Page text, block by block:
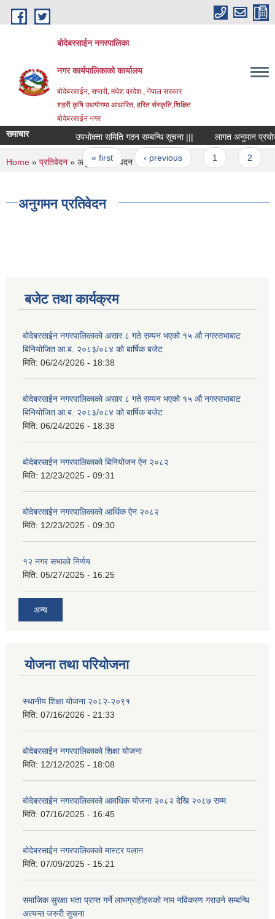
Skip to main content
बोदेबरसाईन नगरपालिका
नगर कार्यपालिकाको कार्यालय
बोदेबरसाईन, सप्तरी, मधेश प्रदेश , नेपाल सरकार
शहरी कृषि उधयोगमा आधारित, हरित संस्कृति,शिक्षित
बोदेबरसाईन नगर
समाचार उपभोक्ता समिति गठन सम्बन्धि सूचना ||| लागत अनुमान
Pages
« first ‹ previous
You are here
Home » प्रतिवेदन » अनुगमन प्रतिवेदन
अनुगमन प्रतिवेदन
बजेट तथा कार्यक्रम
बोदेबरसाईन नगरपालिकाको असार ८ गते सम्पन भएको १५ ‍‍‍औ नगरसभाबाट
बिनियोजित आ.ब. २०८३/०८४ को बार्षिक बजेट
मिति: 06/24/2026 - 18:38
बोदेबरसाईन नगरपालिकाको असार ८ गते सम्पन भएको १५ ‍‍‍औ नगरसभाबाट
बिनियोजित आ.ब. २०८३/०८४ को बार्षिक बजेट
मिति: 06/24/2026 - 18:38
बोदेबरसाईन नगरपालिकाको बिनियोजन ऐन २०८२
मिति: 12/23/2025 - 09:31
बोदेबरसाईन नगरपालिकाको आर्थिक ऐन २०८२
मिति: 12/23/2025 - 09:30
१२ नगर सभाको निर्णय
मिति: 05/27/2025 - 16:25
अन्य
योजना तथा परियोजना
स्थानीय शिक्षा योजना २०८२-२०९१
मिति: 07/16/2026 - 21:33
बोदेबरसाईन नगरपालिकाको शिक्षा योजना
मिति: 12/12/2025 - 18:08
बोदेबरसाईन नगरपालिकाको आवधिक योजना २०८२ देखि २०८७ सम्म
मिति: 07/16/2025 - 16:45
बोदेबरसाईन नगरपालिकाको मास्टर पलान
मिति: 07/09/2025 - 15:21
समाजिक सुरक्षा भता प्राप्त गर्ने लाभग्राहीहरुको नाम नविकरण गराउने सम्बन्धि
अत्यन्त जरुरी सुचना